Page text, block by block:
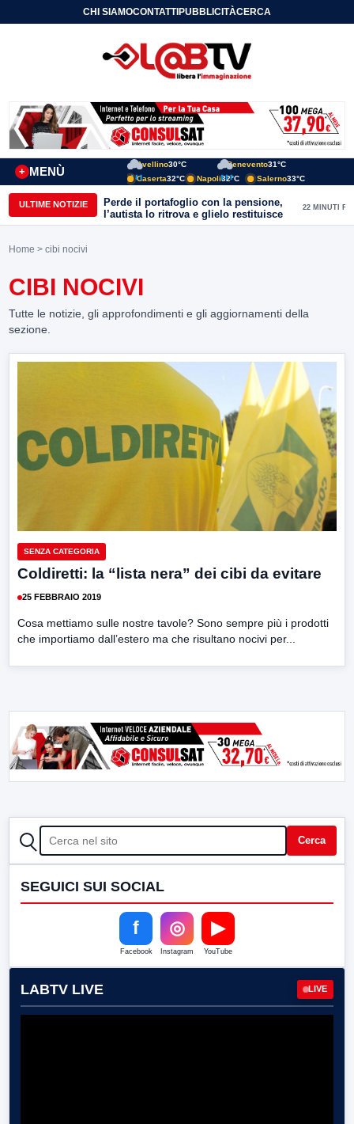
CHI SIAMOCONTATTIPUBBLICITÀCERCA
MENÙ
+
Avellino30°C Benevento31°C
Caserta32°C Napoli32°C Salerno33°C
ULTIME NOTIZIE
Perde il portafoglio con la pensione,
l’autista lo ritrova e glielo restituisce
22 MINUTI FA
Home > cibi nocivi
CIBI NOCIVI
Tutte le notizie, gli approfondimenti e gli aggiornamenti della
sezione.
SENZA CATEGORIA
Coldiretti: la “lista nera” dei cibi da evitare
25 FEBBRAIO 2019
Cosa mettiamo sulle nostre tavole? Sono sempre più i prodotti
che importiamo dall’estero ma che risultano nocivi per...
CERCA Cerca
SEGUICI SUI SOCIAL
f
Facebook
◎
Instagram
▶
YouTube
LABTV LIVE LIVE